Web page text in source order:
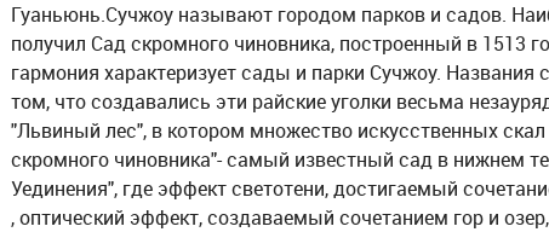
Гуаньюнь.Сучжоу называют городом парков и садов.
получил Сад скромного чиновника, построенный в 1513
гармония характеризует сады и парки Сучжоу. Названия
том, что создавались эти райские уголки весьма
"Львиный лес", в котором множество искусственных
скромного чиновника"- самый известный сад в нижнем
Уединения", где эффект светотени, достигаемый
, оптический эффект, создаваемый сочетанием гор и